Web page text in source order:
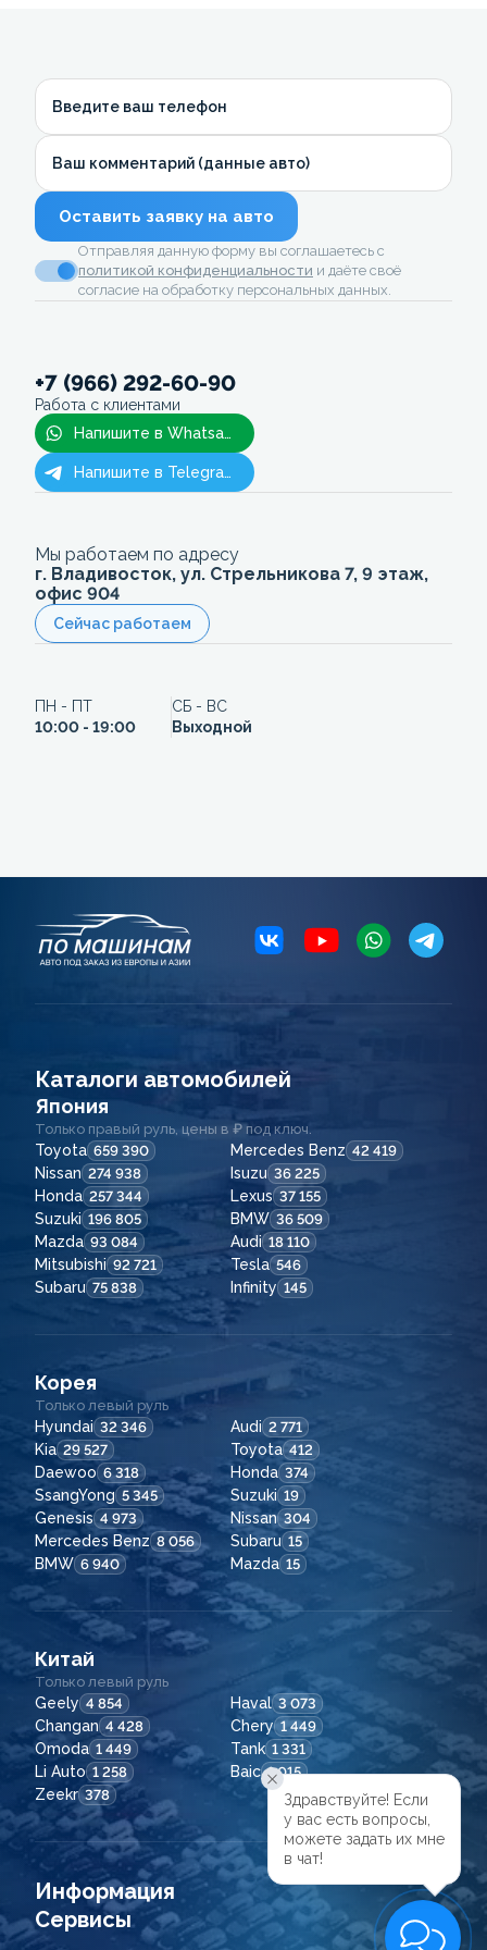
Введите ваш телефон
Ваш комментарий (данные авто)
Оставить заявку на авто
Отправляя данную форму вы соглашаетесь с
политикой конфиденциальности и даёте своё
согласие на обработку персональных данных.
+7 (966) 292-60-90
Работа с клиентами
Напишите в Whatsapp
Напишите в Telegram
Мы работаем по адресу
г. Владивосток, ул. Стрельникова 7, 9 этаж,
офис 904
Сейчас работаем
ПН - ПТ
10:00 - 19:00
СБ - ВС
Выходной
Каталоги автомобилей
Япония
Только правый руль, цены в ₽ под ключ.
Toyota 659 390 Mercedes Benz 42 419
Nissan 274 938 Isuzu 36 225
Honda 257 344 Lexus 37 155
Suzuki 196 805 BMW 36 509
Mazda 93 084 Audi 18 110
Mitsubishi 92 721 Tesla 546
Subaru 75 838 Infinity 145
Корея
Только левый руль
Hyundai 32 346 Audi 2 771
Kia 29 527 Toyota 412
Daewoo 6 318 Honda 374
SsangYong 5 345 Suzuki 19
Genesis 4 973 Nissan 304
Mercedes Benz 8 056 Subaru 15
BMW 6 940 Mazda 15
Китай
Только левый руль
Geely 4 854 Haval 3 073
Changan 4 428 Chery 1 449
Omoda 1 449 Tank 1 331
Li Auto 1 258 Baic 1 015
Zeekr 378
Информация
Сервисы
Здравствуйте! Если
у вас есть вопросы,
можете задать их мне
в чат!